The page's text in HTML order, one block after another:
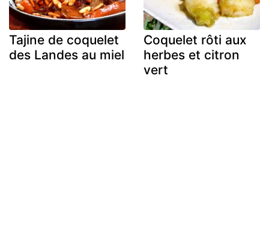
Tajine de coquelet
des Landes au miel
Coquelet rôti aux
herbes et citron
vert